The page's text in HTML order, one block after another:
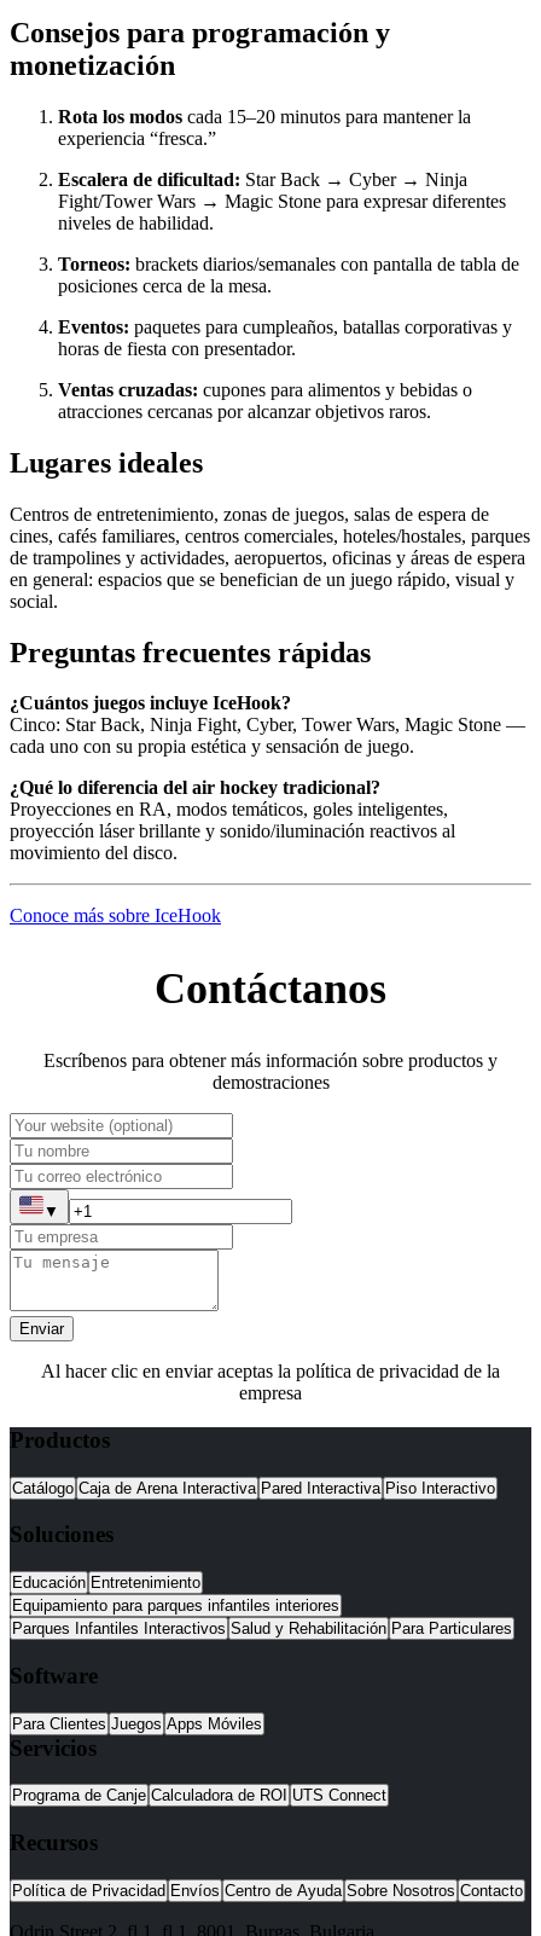
Consejos para programación y
monetización
Rota los modos cada 15–20 minutos para mantener la
experiencia “fresca.”
Escalera de dificultad: Star Back → Cyber → Ninja
Fight/Tower Wars → Magic Stone para expresar diferentes
niveles de habilidad.
Torneos: brackets diarios/semanales con pantalla de tabla de
posiciones cerca de la mesa.
Eventos: paquetes para cumpleaños, batallas corporativas y
horas de fiesta con presentador.
Ventas cruzadas: cupones para alimentos y bebidas o
atracciones cercanas por alcanzar objetivos raros.
Lugares ideales
Centros de entretenimiento, zonas de juegos, salas de espera de
cines, cafés familiares, centros comerciales, hoteles/hostales, parques
de trampolines y actividades, aeropuertos, oficinas y áreas de espera
en general: espacios que se benefician de un juego rápido, visual y
social.
Preguntas frecuentes rápidas
¿Cuántos juegos incluye IceHook?
Cinco: Star Back, Ninja Fight, Cyber, Tower Wars, Magic Stone —
cada uno con su propia estética y sensación de juego.
¿Qué lo diferencia del air hockey tradicional?
Proyecciones en RA, modos temáticos, goles inteligentes,
proyección láser brillante y sonido/iluminación reactivos al
movimiento del disco.
Conoce más sobre IceHook
Contáctanos
Escríbenos para obtener más información sobre productos y
demostraciones
▼
Enviar
Al hacer clic en enviar aceptas la política de privacidad de la
empresa
Productos
Catálogo Caja de Arena Interactiva Pared Interactiva Piso Interactivo
Soluciones
Educación Entretenimiento
Equipamiento para parques infantiles interiores
Parques Infantiles Interactivos Salud y Rehabilitación Para Particulares
Software
Para Clientes Juegos Apps Móviles
Servicios
Programa de Canje Calculadora de ROI UTS Connect
Recursos
Política de Privacidad Envíos Centro de Ayuda Sobre Nosotros Contacto
Odrin Street 2, fl.1 , fl.1, 8001 Burgas Bulgaria